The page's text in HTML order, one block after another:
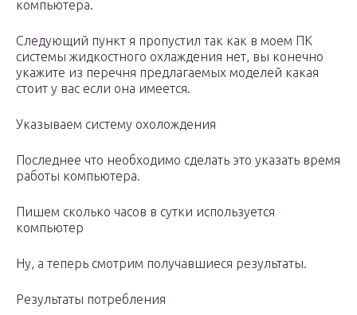
компьютера.
Следующий пункт я пропустил так как в моем ПК
системы жидкостного охлаждения нет, вы конечно
укажите из перечня предлагаемых моделей какая
стоит у вас если она имеется.
Указываем систему охолождения
Последнее что необходимо сделать это указать время
работы компьютера.
Пишем сколько часов в сутки используется
компьютер
Ну, а теперь смотрим получавшиеся результаты.
Результаты потребления